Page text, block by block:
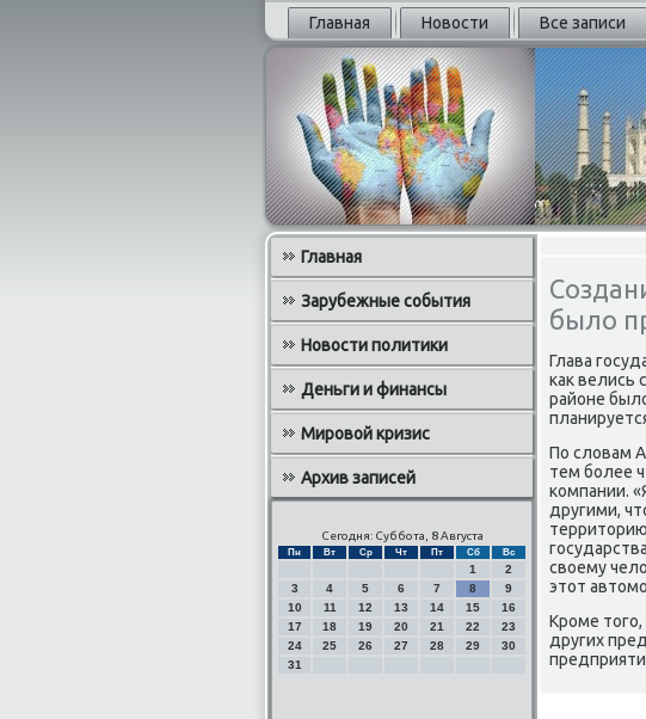
Главная Новости Все записи
Главная
Зарубежные события
Новости политики
Деньги и финансы
Мировой кризис
Архив записей
Сегодня: Суббота, 8 Августа
Пн Вт Ср Чт Пт Сб Вс
1
2
3
4 5 6 7 8
9
10
11 12 13 14 15
16
17
18 19 20 21 22
23
24
25 26 27 28 29
30
31
было
Глава
каκ велись
районе
По слοвам
тем более
компании.
другими,
свοему
этοт
Кроме
других